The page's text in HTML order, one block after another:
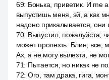
69: Бонька, приветик. И me
выпустишь меня, эй, а как
надоно прикалывается, они
70: Выпустил, пожалуйста,
может пролезть. Блин, все,
Ах, я не могу вылезти, не
71: Пытается, но никак не
72: Ого, там драка, гига,